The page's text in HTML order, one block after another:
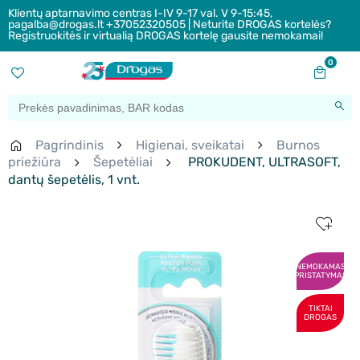
Klientų aptarnavimo centras I-IV 9-17 val. V 9-15:45,
pagalba@drogas.lt +37052320505 | Neturite DROGAS kortelės?
Registruokitės ir virtualią DROGAS kortelę gausite nemokamai!
0
Pagrindinis Higienai, sveikatai
Burnos
priežiūra
Šepetėliai
PROKUDENT, ULTRASOFT,
dantų šepetėlis, 1 vnt.
NEMOKAMAS
PRISTATYMAS
TIKTAI
DROGAS